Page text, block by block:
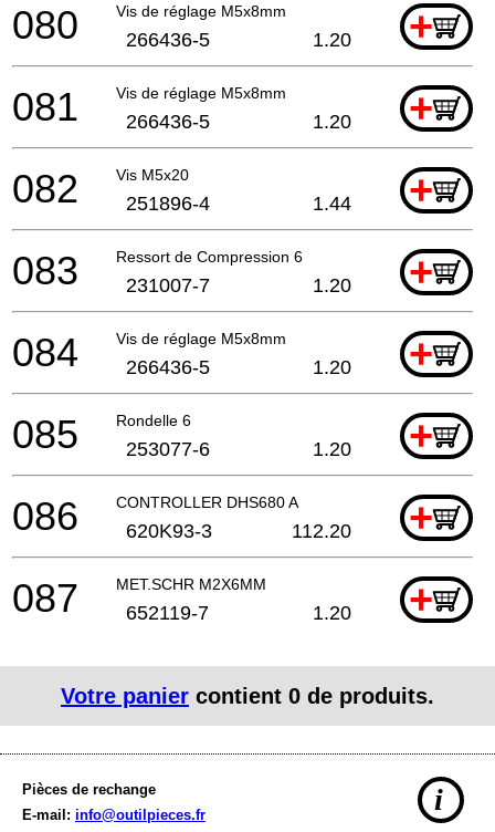
Vis de réglage M5x8mm +
080 266436-5 1.20
Vis de réglage M5x8mm +
081 266436-5 1.20
Vis M5x20 +
082 251896-4 1.44
Ressort de Compression 6 +
083 231007-7 1.20
Vis de réglage M5x8mm +
084 266436-5 1.20
Rondelle 6 +
085 253077-6 1.20
CONTROLLER DHS680 A +
086 620K93-3 112.20
MET.SCHR M2X6MM +
087 652119-7 1.20
Votre panier contient 0 de produits.
Pièces de rechange
E-mail: info@outilpieces.fr i